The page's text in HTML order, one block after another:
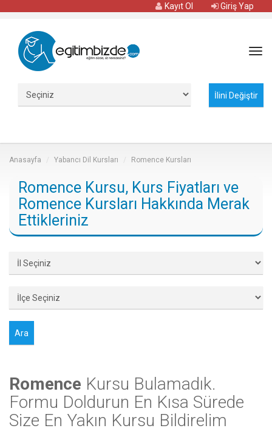
Giriş Yap
Kayıt Ol
Anasayfa Yabancı Dil Kursları Romence Kursları
Romence Kursu, Kurs Fiyatları ve
Romence Kursları Hakkında Merak
Ettikleriniz
Romence Kursu Bulamadık.
Formu Doldurun En Kısa Sürede
Size En Yakın Kursu Bildirelim